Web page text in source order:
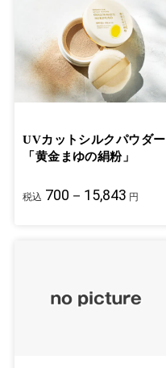
UVカットシルクパウダー
「黄金まゆの絹粉」
税込 700－15,843 円